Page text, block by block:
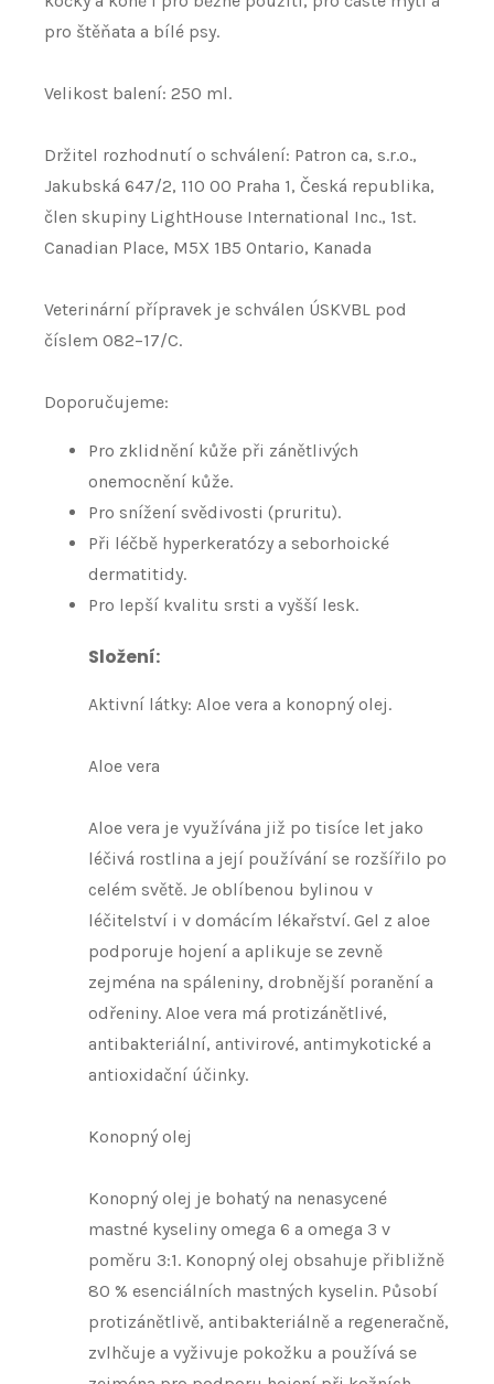
pro štěňata a bílé psy.
Velikost balení: 250 ml.
Držitel rozhodnutí o schválení: Patron ca, s.r.o.,
Jakubská 647/2, 110 00 Praha 1, Česká republika,
člen skupiny LightHouse International Inc., 1st.
Canadian Place, M5X 1B5 Ontario, Kanada
Veterinární přípravek je schválen ÚSKVBL pod
číslem 082–17/C.
Doporučujeme:
Pro zklidnění kůže při zánětlivých
onemocnění kůže.
Pro snížení svědivosti (pruritu).
Při léčbě hyperkeratózy a seborhoické
dermatitidy.
Pro lepší kvalitu srsti a vyšší lesk.
Složení:
Aktivní látky: Aloe vera a konopný olej.
Aloe vera
Aloe vera je využívána již po tisíce let jako
léčivá rostlina a její používání se rozšířilo po
celém světě. Je oblíbenou bylinou v
léčitelství i v domácím lékařství. Gel z aloe
podporuje hojení a aplikuje se zevně
zejména na spáleniny, drobnější poranění a
odřeniny. Aloe vera má protizánětlivé,
antibakteriální, antivirové, antimykotické a
antioxidační účinky.
Konopný olej
Konopný olej je bohatý na nenasycené
mastné kyseliny omega 6 a omega 3 v
poměru 3:1. Konopný olej obsahuje přibližně
80 % esenciálních mastných kyselin. Působí
protizánětlivě, antibakteriálně a regeneračně,
zvlhčuje a vyživuje pokožku a používá se